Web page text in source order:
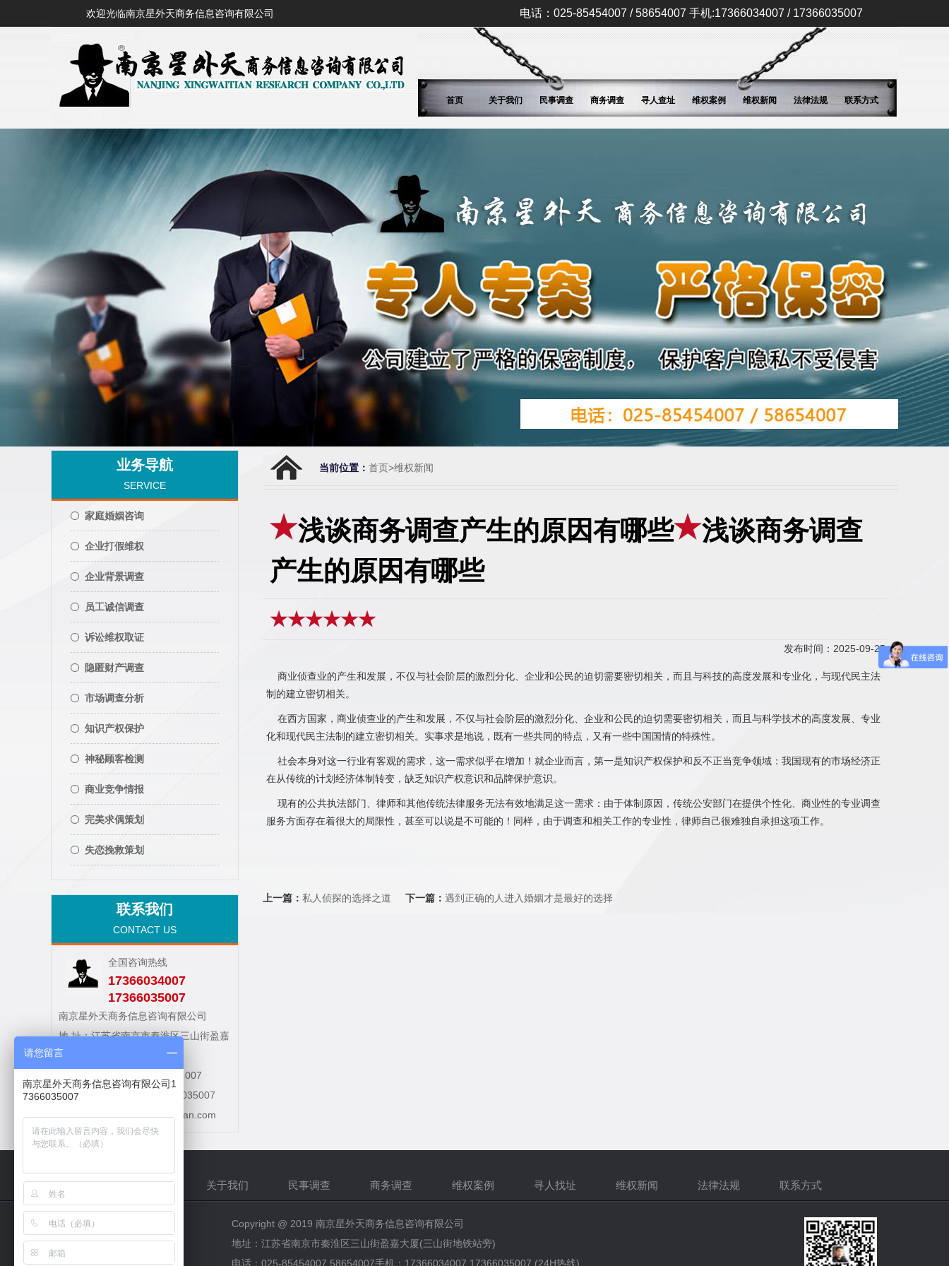
欢迎光临南京星外天商务信息咨询有限公司 电话：025-85454007 / 58654007 手机:17366034007 / 17366035007
首页 关于我们 民事调查 商务调查 寻人查址 维权案例 维权新闻 法律法规 联系方式
业务导航
SERVICE
家庭婚姻咨询
企业打假维权
企业背景调查
员工诚信调查
诉讼维权取证
隐匿财产调查
市场调查分析
知识产权保护
神秘顾客检测
商业竞争情报
完美求偶策划
失恋挽救策划
联系我们
CONTACT US
全国咨询热线
17366034007
17366035007
南京星外天商务信息咨询有限公司
地 址：江苏省南京市秦淮区三山街盈嘉
大厦(三山街地铁站旁)
电话：025-85454007 58654007
手机：17366034007 17366035007
网址：http://www.njxingwaitian.com
当前位置： 首页>维权新闻
浅谈商务调查产生的原因有哪些
浅谈商务调查
产生的原因有哪些
★★★★★★
发布时间：2025-09-25
商业侦查业的产生和发展，不仅与社会阶层的激烈分化、企业和公民的迫切需要密切相关，而且与科技的高度发展和专业化，与现代民主法
制的建立密切相关。
在西方国家，商业侦查业的产生和发展，不仅与社会阶层的激烈分化、企业和公民的迫切需要密切相关，而且与科学技术的高度发展、专业
化和现代民主法制的建立密切相关。实事求是地说，既有一些共同的特点，又有一些中国国情的特殊性。
社会本身对这一行业有客观的需求，这一需求似乎在增加！就企业而言，第一是知识产权保护和反不正当竞争领域：我国现有的市场经济正
在从传统的计划经济体制转变，缺乏知识产权意识和品牌保护意识。
现有的公共执法部门、律师和其他传统法律服务无法有效地满足这一需求：由于体制原因，传统公安部门在提供个性化、商业性的专业调查
服务方面存在着很大的局限性，甚至可以说是不可能的！同样，由于调查和相关工作的专业性，律师自己很难独自承担这项工作。
上一篇： 私人侦探的选择之道 下一篇： 遇到正确的人进入婚姻才是最好的选择
网站首页 关于我们 民事调查 商务调查 维权案例 寻人找址 维权新闻 法律法规 联系方式
Copyright @ 2019 南京星外天商务信息咨询有限公司
地址：江苏省南京市秦淮区三山街盈嘉大厦(三山街地铁站旁)
电话：025-85454007 58654007手机：17366034007 17366035007 (24H热线)
请您留言
南京星外天商务信息咨询有限公司1
7366035007